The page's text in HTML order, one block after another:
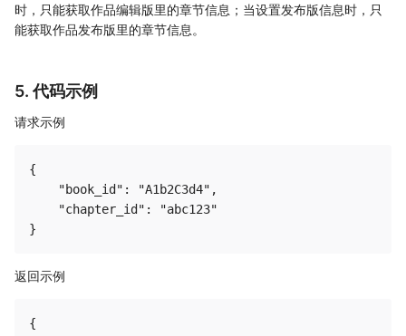
时，只能获取作品编辑版里的章节信息；当设置发布版信息时，只
能获取作品发布版里的章节信息。
5. 代码示例
请求示例
{
    "book_id": "A1b2C3d4",
    "chapter_id": "abc123"
返回示例
{